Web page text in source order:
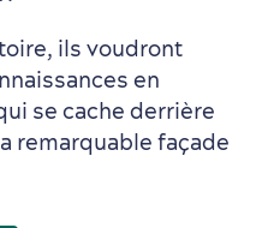
ils voudront
en
se cache derrière
remarquable façade